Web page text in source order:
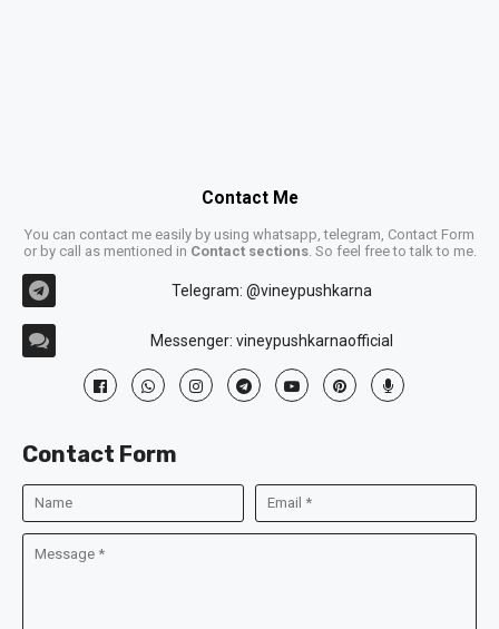
Contact Me
You can contact me easily by using whatsapp, telegram, Contact Form
or by call as mentioned in Contact sections. So feel free to talk to me.
Telegram: @vineypushkarna
Messenger: vineypushkarnaofficial
Contact Form